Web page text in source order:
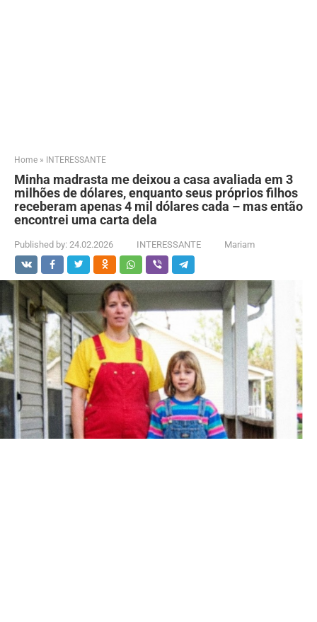
Home » INTERESSANTE
Minha madrasta me deixou a casa avaliada em 3
milhões de dólares, enquanto seus próprios filhos
receberam apenas 4 mil dólares cada – mas então
encontrei uma carta dela
Published by: 24.02.2026 INTERESSANTE Mariam